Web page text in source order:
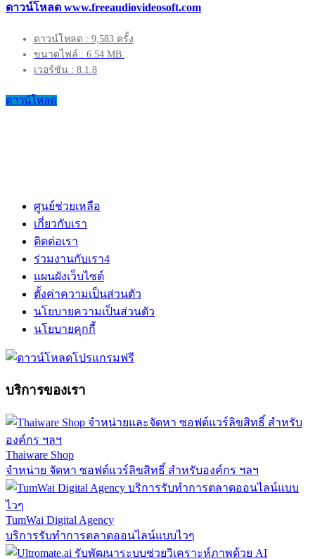
ดาวน์โหลด www.freeaudiovideosoft.com
ดาวน์โหลด : 9,583 ครั้ง
ขนาดไฟล์ : 6.54 MB.
เวอร์ชัน : 8.1.8
ดาวน์โหลด
ศูนย์ช่วยเหลือ
เกี่ยวกับเรา
ติดต่อเรา
ร่วมงานกับเรา4
แผนผังเว็บไซต์
ตั้งค่าความเป็นส่วนตัว
นโยบายความเป็นส่วนตัว
นโยบายคุกกี้
บริการของเรา
Thaiware Shop
จำหน่าย จัดหา ซอฟต์แวร์ลิขสิทธิ์ สำหรับองค์กร ฯลฯ
TumWai Digital Agency
บริการรับทำการตลาดออนไลน์แบบไวๆ